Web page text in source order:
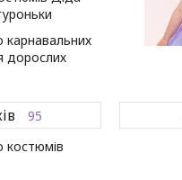
карнавальних
дорослих
95
костюмів